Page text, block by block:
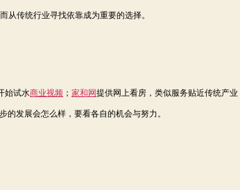
从传统行业寻找依靠成为重要的选择。
始试水商业视频 ； 家和网提供网上看房，类似服务贴近传统产
的发展会怎么样，要看各自的机会与努力。